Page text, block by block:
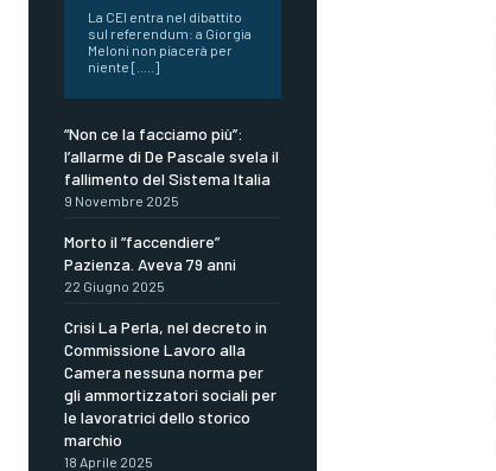
La CEI entra nel dibattito
sul referendum: a Giorgia
Meloni non piacerà per
niente [.....]
“Non ce la facciamo più”:
l’allarme di De Pascale svela il
fallimento del Sistema Italia
9 Novembre 2025
Morto il “faccendiere”
Pazienza. Aveva 79 anni
22 Giugno 2025
Crisi La Perla, nel decreto in
Commissione Lavoro alla
Camera nessuna norma per
gli ammortizzatori sociali per
le lavoratrici dello storico
marchio
18 Aprile 2025